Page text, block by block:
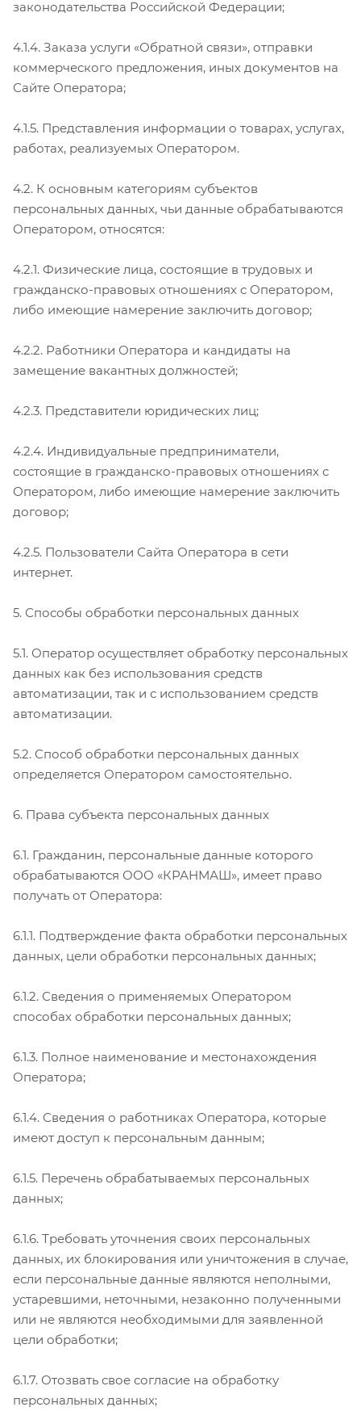
законодательства Российской Федерации;
4.1.4. Заказа услуги «Обратной связи», отправки
коммерческого предложения, иных документов на
Сайте Оператора;
4.1.5. Представления информации о товарах, услугах,
работах, реализуемых Оператором.
4.2. К основным категориям субъектов
персональных данных, чьи данные обрабатываются
Оператором, относятся:
4.2.1. Физические лица, состоящие в трудовых и
гражданско-правовых отношениях с Оператором,
либо имеющие намерение заключить договор;
4.2.2. Работники Оператора и кандидаты на
замещение вакантных должностей;
4.2.3. Представители юридических лиц;
4.2.4. Индивидуальные предприниматели,
состоящие в гражданско-правовых отношениях с
Оператором, либо имеющие намерение заключить
договор;
4.2.5. Пользователи Сайта Оператора в сети
интернет.
5. Способы обработки персональных данных
5.1. Оператор осуществляет обработку персональных
данных как без использования средств
автоматизации, так и с использованием средств
автоматизации.
5.2. Способ обработки персональных данных
определяется Оператором самостоятельно.
6. Права субъекта персональных данных
6.1. Гражданин, персональные данные которого
обрабатываются ООО «КРАНМАШ», имеет право
получать от Оператора:
6.1.1. Подтверждение факта обработки персональных
данных, цели обработки персональных данных;
6.1.2. Сведения о применяемых Оператором
способах обработки персональных данных;
6.1.3. Полное наименование и местонахождения
Оператора;
6.1.4. Сведения о работниках Оператора, которые
имеют доступ к персональным данным;
6.1.5. Перечень обрабатываемых персональных
данных;
6.1.6. Требовать уточнения своих персональных
данных, их блокирования или уничтожения в случае,
если персональные данные являются неполными,
устаревшими, неточными, незаконно полученными
или не являются необходимыми для заявленной
цели обработки;
6.1.7. Отозвать свое согласие на обработку
персональных данных;